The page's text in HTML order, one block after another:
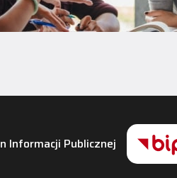
Informacji Publicznej